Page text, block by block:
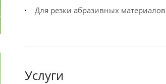
Для резки абразивных
Услуги